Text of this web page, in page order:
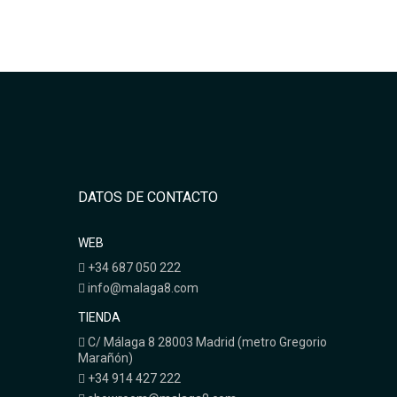
DATOS DE CONTACTO
WEB
+34 687 050 222
info@malaga8.com
TIENDA
C/ Málaga 8 28003 Madrid (metro Gregorio
Marañón)
+34 914 427 222